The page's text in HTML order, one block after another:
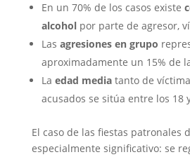
En un 70% de los casos existe
alcoholpor parte de agresor,
Las agresiones en grupo
aproximadamente un 15% de
La edad mediatanto de
acusados se sitúa entre los 18
El caso de las fiestas patronales
especialmente significativo: se